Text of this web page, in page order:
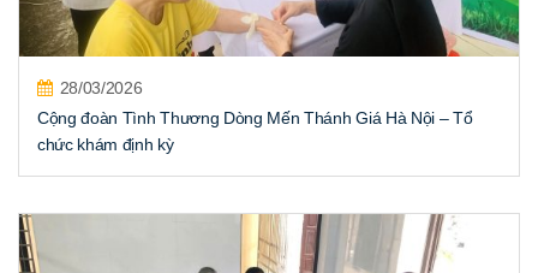
28/03/2026
Cộng đoàn Tình Thương Dòng Mến Thánh Giá Hà Nội – Tổ
chức khám định kỳ